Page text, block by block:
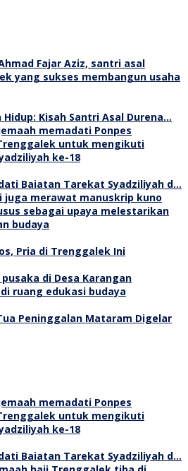
Hidup: Kisah Santri Asal Durena…
Baiatan Tarekat Syadziliyah d…
Pria di Trenggalek Ini
Peninggalan Mataram Digelar
Baiatan Tarekat Syadziliyah d…